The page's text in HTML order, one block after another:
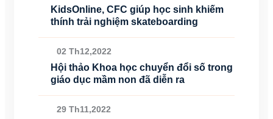
KidsOnline, CFC giúp học sinh khiếm
thính trải nghiệm skateboarding
02 Th12,2022
Hội thảo Khoa học chuyển đổi số trong
giáo dục mầm non đã diễn ra
29 Th11,2022